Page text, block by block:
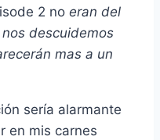
2 no eran del
descuidemos
mas a un
serí­a alarmante
en mis carnes